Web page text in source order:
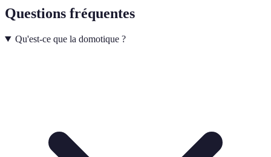
Questions fréquentes
Qu'est-ce que la domotique ?